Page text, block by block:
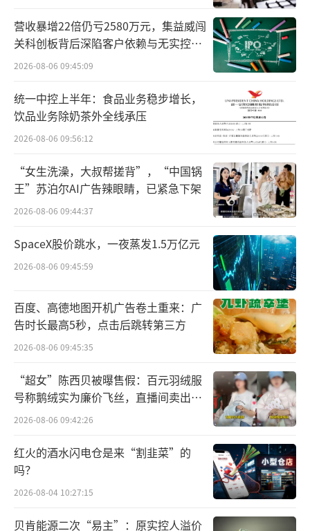
2022年还出了一件大事：优时比的左乙拉
西坦部分批次产品标示的有效期与注册批准的
有效期不一致，被停在中国境内进口、销售和
使用。这是中国集采制度推行之后，少有的外
资中选品种不合规案例之一。直到今年8月19
日，优时比的左乙拉西坦才在中国恢复进口、
销售和使用。空窗两年后，优时比很难再回到
曾经的位置。
优时比卖出的另一产品拉考沙胺，是第三
代抗癫痫药物，2018年11月在中国上市。其市
场规模并不算大，据米内网数据显示，2023年
拉考沙胺注射液在国内公立医疗机构终端的销
售额突破1亿元，同比增长219.11%。在这一不
大的市场中，竞争却格外激烈。目前，除了优
时比的原研药外，超10家产品已获批上市。
相比上面两个品种，治疗帕金森病的罗替
高汀贴剂竞争格局要好得多，2018年7月在中国
上市，市场同样不大，至今仍未进入医保。不
款透皮贴剂化合物专利、透皮给药的制剂专利
已经过期，晶型专利被宣告无效，多家国内药
企虎视眈眈。
营收暴增22倍仍亏2580万元，集益威闯
关科创板背后深陷客户依赖与无实控人
困局
2026-08-06 09:45:09
统一中控上半年：食品业务稳步增长，
饮品业务除奶茶外全线承压
2026-08-06 09:56:12
“女生洗澡，大叔帮搓背”，“中国锅
王”苏泊尔AI广告辣眼睛，已紧急下架
2026-08-06 09:44:37
SpaceX股价跳水，一夜蒸发1.5万亿元
2026-08-06 09:45:59
百度、高德地图开机广告卷土重来：广
告时长最高5秒，点击后跳转第三方
2026-08-06 09:45:35
“超女”陈西贝被曝售假：百元羽绒服
号称鹅绒实为廉价飞丝，直播间卖出超
百万元
2026-08-06 09:42:26
红火的酒水闪电仓是来“割韭菜”的
吗？
2026-08-04 10:27:15
贝肯能源二次“易主”：原实控人溢价